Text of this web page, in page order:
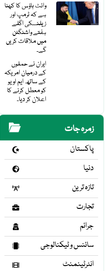
وائٹ ہاؤس کا کہنا
ہے کہ ٹرمپ اور
زیلنسکی اگلے
ہفتے واشنگٹن
میں ملاقات کریں
گے۔
ایران نے حملوں
کے درمیان امریکہ
کے ساتھ ایم او یو
کو معطل کرنے کا
اعلان کر دیا۔
زمرہ جات
پاکستان
دنیا
تازہ ترین
تجارت
جرائم
سائنس و ٹیکنالوجی
انٹرٹینمنٹ